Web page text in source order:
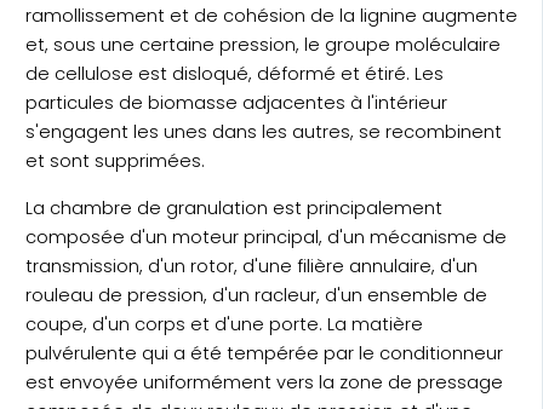
ramollissement et de cohésion de la lignine augmente
et, sous une certaine pression, le groupe moléculaire
de cellulose est disloqué, déformé et étiré. Les
particules de biomasse adjacentes à l'intérieur
s'engagent les unes dans les autres, se recombinent
et sont supprimées.
La chambre de granulation est principalement
composée d'un moteur principal, d'un mécanisme de
transmission, d'un rotor, d'une filière annulaire, d'un
rouleau de pression, d'un racleur, d'un ensemble de
coupe, d'un corps et d'une porte. La matière
pulvérulente qui a été tempérée par le conditionneur
est envoyée uniformément vers la zone de pressage